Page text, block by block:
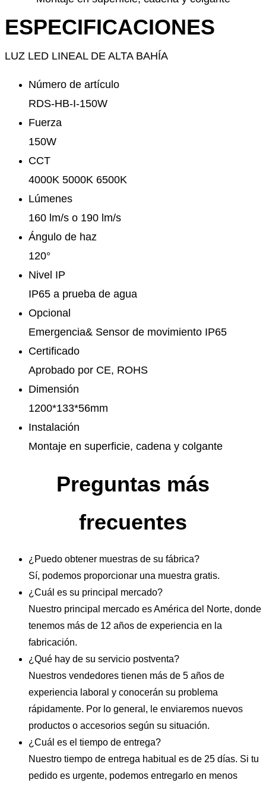
ESPECIFICACIONES
LUZ LED LINEAL DE ALTA BAHÍA
Número de artículo
RDS-HB-I-150W
Fuerza
150W
CCT
4000K 5000K 6500K
Lúmenes
160 lm/s o 190 lm/s
Ángulo de haz
120°
Nivel IP
IP65 a prueba de agua
Opcional
Emergencia& Sensor de movimiento IP65
Certificado
Aprobado por CE, ROHS
Dimensión
1200*133*56mm
Instalación
Montaje en superficie, cadena y colgante
Preguntas más
frecuentes
¿Puedo obtener muestras de su fábrica?
Sí, podemos proporcionar una muestra gratis.
¿Cuál es su principal mercado?
Nuestro principal mercado es América del Norte, donde
tenemos más de 12 años de experiencia en la
fabricación.
¿Qué hay de su servicio postventa?
Nuestros vendedores tienen más de 5 años de
experiencia laboral y conocerán su problema
rápidamente. Por lo general, le enviaremos nuevos
productos o accesorios según su situación.
¿Cuál es el tiempo de entrega?
Nuestro tiempo de entrega habitual es de 25 días. Si tu
pedido es urgente, podemos entregarlo en menos